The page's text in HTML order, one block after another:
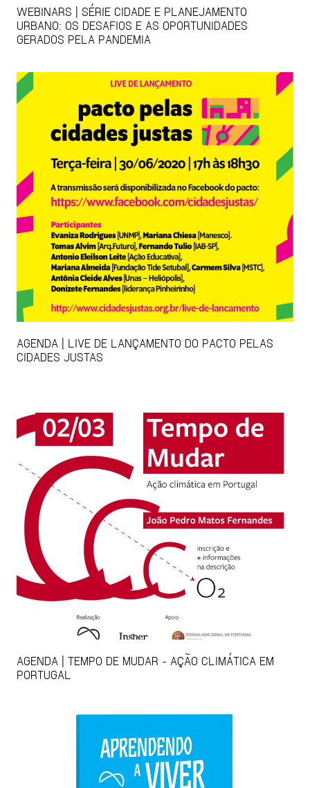
WEBINARS | SÉRIE CIDADE E PLANEJAMENTO
URBANO: OS DESAFIOS E AS OPORTUNIDADES
GERADOS PELA PANDEMIA
AGENDA | LIVE DE LANÇAMENTO DO PACTO PELAS
CIDADES JUSTAS
AGENDA | TEMPO DE MUDAR - AÇÃO CLIMÁTICA EM
PORTUGAL